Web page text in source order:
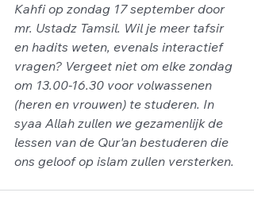
Kahfi op zondag 17 september door
mr. Ustadz Tamsil. Wil je meer tafsir
en hadits weten, evenals interactief
vragen? Vergeet niet om elke zondag
om 13.00-16.30 voor volwassenen
(heren en vrouwen) te studeren. In
syaa Allah zullen we gezamenlijk de
lessen van de Qur'an bestuderen die
ons geloof op islam zullen versterken.